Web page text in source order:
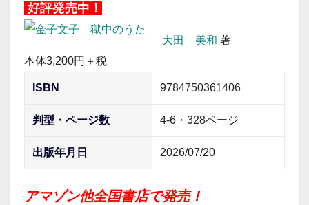
好評発売中！
大田 美和 著
本体3,200円＋税
ISBN 9784750361406
判型・ページ数 4-6・328ページ
出版年月日 2026/07/20
アマゾン他全国書店で発売！